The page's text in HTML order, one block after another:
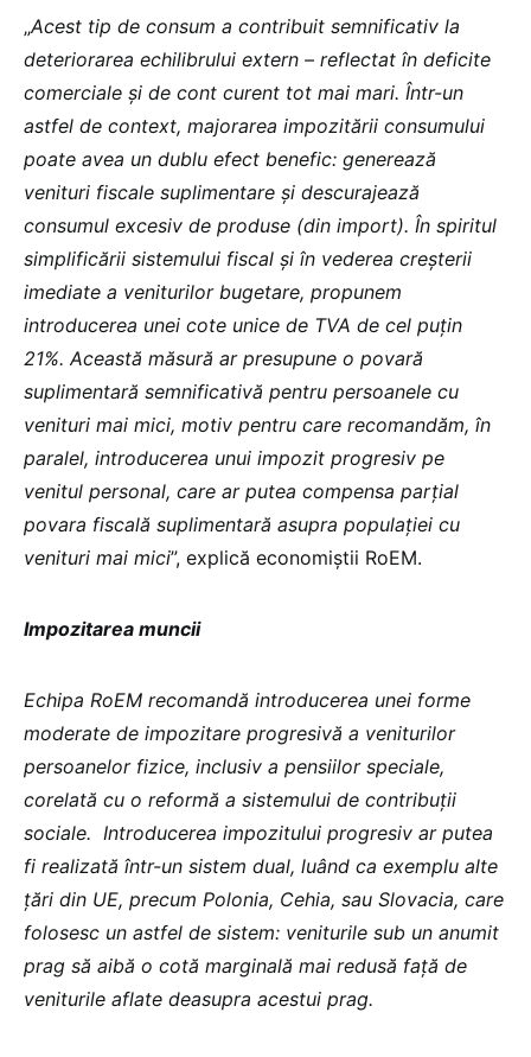
„Acest tip de consum a contribuit semnificativ la
deteriorarea echilibrului extern – reflectat în deficite
comerciale și de cont curent tot mai mari. Într-un
astfel de context, majorarea impozitării consumului
poate avea un dublu efect benefic: generează
venituri fiscale suplimentare și descurajează
consumul excesiv de produse (din import). În spiritul
simplificării sistemului fiscal și în vederea creșterii
imediate a veniturilor bugetare, propunem
introducerea unei cote unice de TVA de cel puțin
21%. Această măsură ar presupune o povară
suplimentară semnificativă pentru persoanele cu
venituri mai mici, motiv pentru care recomandăm, în
paralel, introducerea unui impozit progresiv pe
venitul personal, care ar putea compensa parțial
povara fiscală suplimentară asupra populației cu
venituri mai mici”, explică economiștii RoEM.
Impozitarea muncii
Echipa RoEM recomandă introducerea unei forme
moderate de impozitare progresivă a veniturilor
persoanelor fizice, inclusiv a pensiilor speciale,
corelată cu o reformă a sistemului de contribuții
sociale. Introducerea impozitului progresiv ar putea
fi realizată într-un sistem dual, luând ca exemplu alte
țări din UE, precum Polonia, Cehia, sau Slovacia, care
folosesc un astfel de sistem: veniturile sub un anumit
prag să aibă o cotă marginală mai redusă față de
veniturile aflate deasupra acestui prag.